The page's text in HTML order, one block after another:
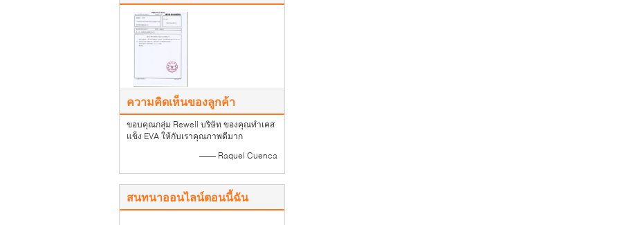
ความคิดเห็นของลูกค้า
ขอบคุณกลุ่ม Rewell บริษัท ของคุณทำเคส
แข็ง EVA ให้กับเราคุณภาพดีมาก
—— Raquel Cuenca
สนทนาออนไลน์ตอนนี้ฉัน